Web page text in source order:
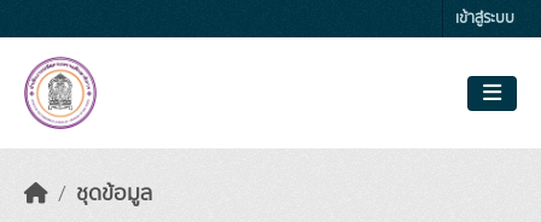
เข้าสู่ระบบ
ชุดข้อมูล